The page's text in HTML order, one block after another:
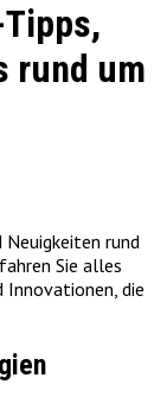
rund um
Neuigkeiten rund
Sie alles
Innovationen, die